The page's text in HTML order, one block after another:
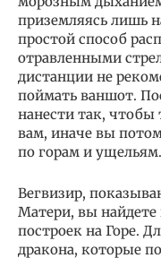
приземляясь лишь
простой способ
отравленными
дистанции не
поймать ваншот.
нанести так, чтобы
вам, иначе вы
по горам и ущельям.
Вегвизир,
Матери, вы
построек на Горе.
дракона, которые